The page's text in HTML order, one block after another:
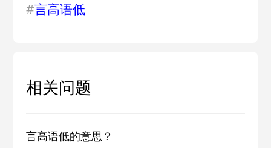
#言高语低
相关问题
言高语低的意思？